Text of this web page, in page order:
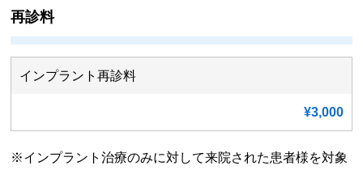
再診料
インプラント再診料
¥3,000
※インプラント治療のみに対して来院された患者様を対象